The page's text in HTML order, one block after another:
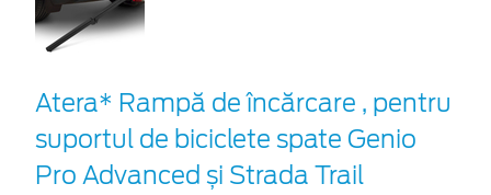
Atera* Rampă de încărcare , pentru
suportul de biciclete spate Genio
Pro Advanced și Strada Trail